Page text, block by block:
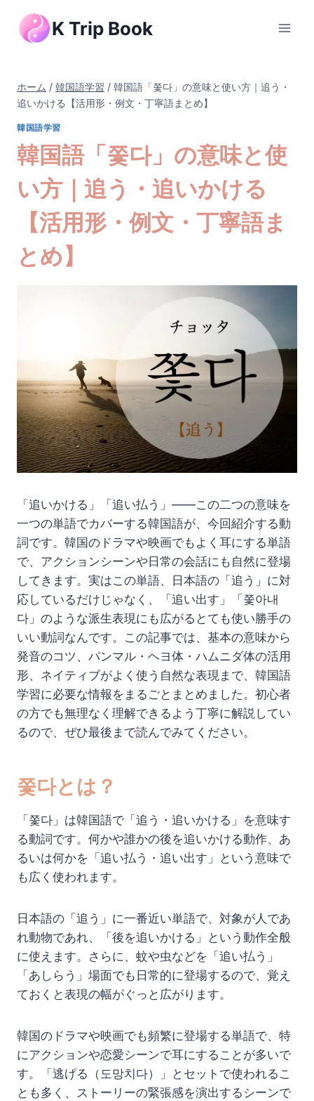
K Trip Book
ホーム / 韓国語学習 / 韓国語「쫓다」の意味と使い方｜追う・
追いかける【活用形・例文・丁寧語まとめ】
韓国語学習
韓国語「쫓다」の意味と使
い方｜追う・追いかける
【活用形・例文・丁寧語ま
とめ】
「追いかける」「追い払う」——この二つの意味を
一つの単語でカバーする韓国語が、今回紹介する動
詞です。韓国のドラマや映画でもよく耳にする単語
で、アクションシーンや日常の会話にも自然に登場
してきます。実はこの単語、日本語の「追う」に対
応しているだけじゃなく、「追い出す」「쫓아내
다」のような派生表現にも広がるとても使い勝手の
いい動詞なんです。この記事では、基本の意味から
発音のコツ、パンマル・ヘヨ体・ハムニダ体の活用
形、ネイティブがよく使う自然な表現まで、韓国語
学習に必要な情報をまるごとまとめました。初心者
の方でも無理なく理解できるよう丁寧に解説してい
るので、ぜひ最後まで読んでみてください。
쫓다とは？
「쫓다」は韓国語で「追う・追いかける」を意味す
る動詞です。何かや誰かの後を追いかける動作、あ
るいは何かを「追い払う・追い出す」という意味で
も広く使われます。
日本語の「追う」に一番近い単語で、対象が人であ
れ動物であれ、「後を追いかける」という動作全般
に使えます。さらに、蚊や虫などを「追い払う」
「あしらう」場面でも日常的に登場するので、覚え
ておくと表現の幅がぐっと広がります。
韓国のドラマや映画でも頻繁に登場する単語で、特
にアクションや恋愛シーンで耳にすることが多いで
す。「逃げる（도망치다）」とセットで使われるこ
とも多く、ストーリーの緊張感を演出するシーンで